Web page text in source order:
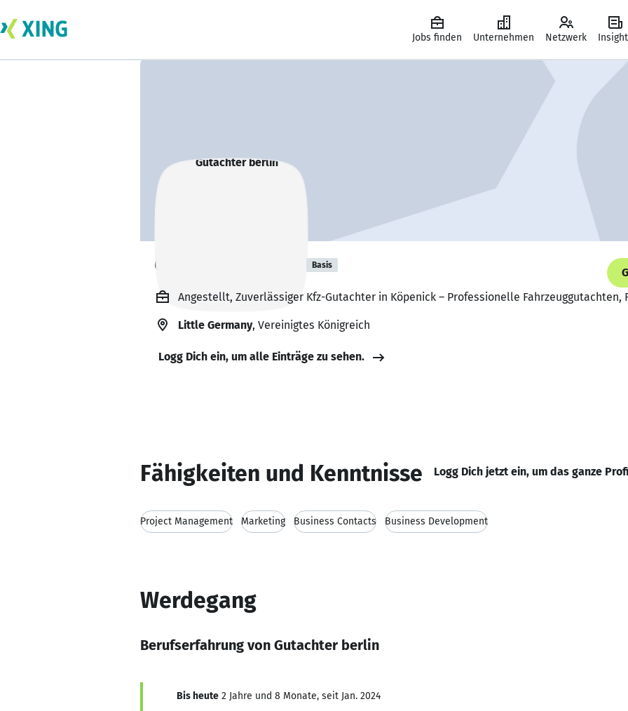
Jobs finden Unternehmen Netzwerk
Gutachter berlin Basis
Angestellt, Zuverlässiger Kfz-Gutachter in Köpenick – Professionelle Fahrzeuggutachten,
Little Germany, Vereinigtes Königreich
Logg Dich ein, um alle Einträge zu sehen.
Fähigkeiten und Kenntnisse Logg Dich jetzt ein, um das ganze
Project Management Marketing Business Contacts Business Development
Werdegang
Berufserfahrung von Gutachter berlin
Bis heute 2 Jahre und 8 Monate, seit Jan. 2024